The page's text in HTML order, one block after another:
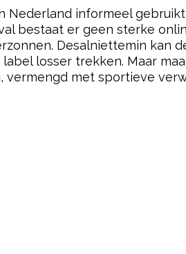
Nederland informeel
bestaat er geen sterke
Desalniettemin kan
losser trekken. Maar
met sportieve